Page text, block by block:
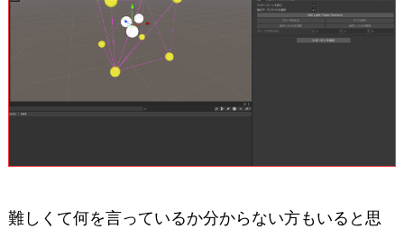
難しくて何を言っているか分からない方もいると思